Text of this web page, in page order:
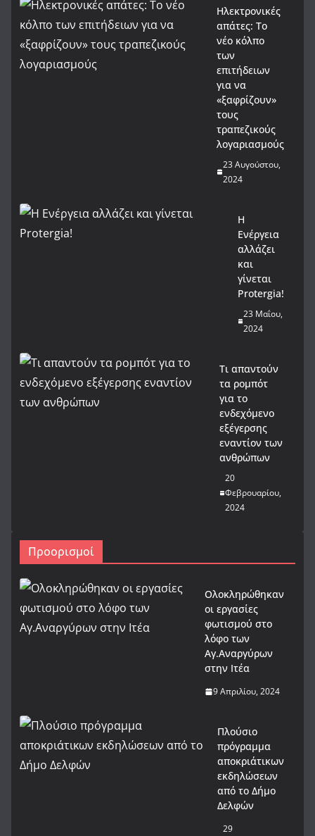
Ηλεκτρονικές
απάτες: Το
νέο κόλπο
των
επιτήδειων
για να
«ξαφρίζουν»
τους
τραπεζικούς
λογαριασμούς
23 Αυγούστου,
2024
Η
Ενέργεια
αλλάζει
και
γίνεται
Protergia!
23 Μαΐου,
2024
Τι απαντούν
τα ρομπότ
για το
ενδεχόμενο
εξέγερσης
εναντίον των
ανθρώπων
20
Φεβρουαρίου,
2024
Προορισμοί
Ολοκληρώθηκαν
οι εργασίες
φωτισμού στο
λόφο των
Αγ.Αναργύρων
στην Ιτέα
9 Απριλίου, 2024
Πλούσιο
πρόγραμμα
αποκριάτικων
εκδηλώσεων
από το Δήμο
Δελφών
29